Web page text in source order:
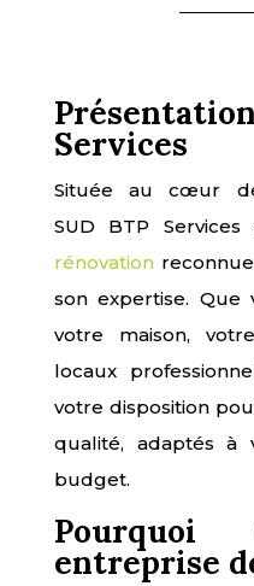
Services
Située au cœur
SUD BTP
rénovationreconnue
son expertise. Que
votre maison,
locaux
votre disposition
qualité, adaptés à
budget.
entreprise